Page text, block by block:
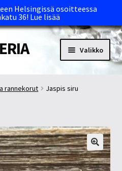
Helsingissä osoitteessa
36! Lue lisää
Valikko
rannekorut
Jaspis siru